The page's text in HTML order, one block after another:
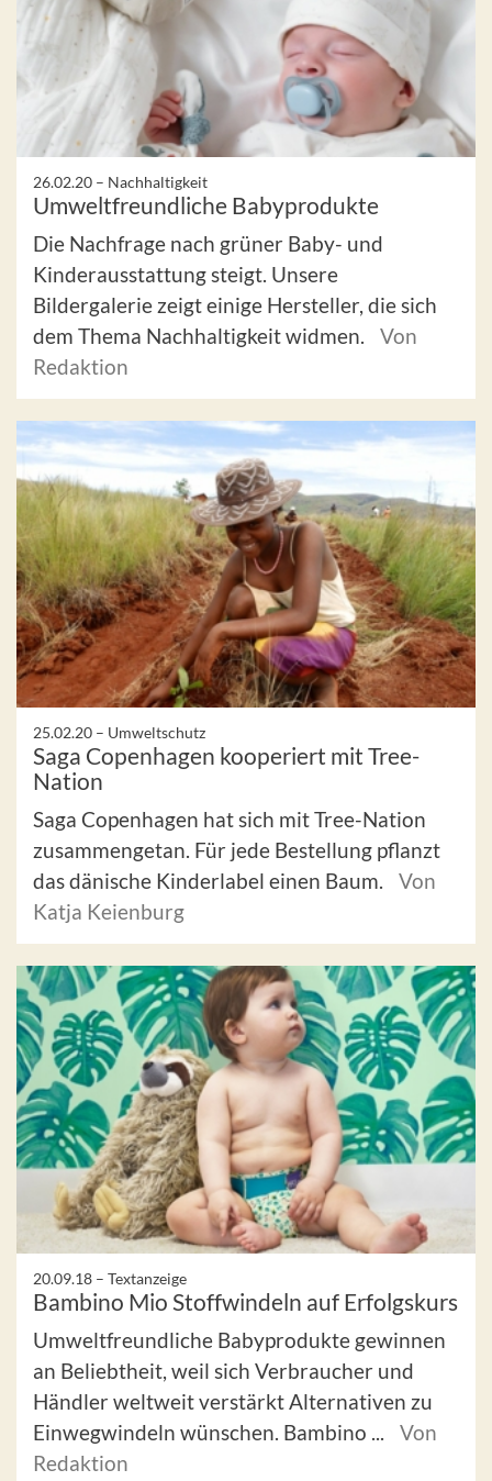
26.02.20 – Nachhaltigkeit
Umweltfreundliche Babyprodukte
Die Nachfrage nach grüner Baby- und
Kinderausstattung steigt. Unsere
Bildergalerie zeigt einige Hersteller, die sich
dem Thema Nachhaltigkeit widmen.
Von
Redaktion
25.02.20 – Umweltschutz
Saga Copenhagen kooperiert mit Tree-
Nation
Saga Copenhagen hat sich mit Tree-Nation
zusammengetan. Für jede Bestellung pflanzt
das dänische Kinderlabel einen Baum.
Von
Katja Keienburg
20.09.18 – Textanzeige
Bambino Mio Stoffwindeln auf Erfolgskurs
Umweltfreundliche Babyprodukte gewinnen
an Beliebtheit, weil sich Verbraucher und
Händler weltweit verstärkt Alternativen zu
Einwegwindeln wünschen. Bambino ...
Von
Redaktion